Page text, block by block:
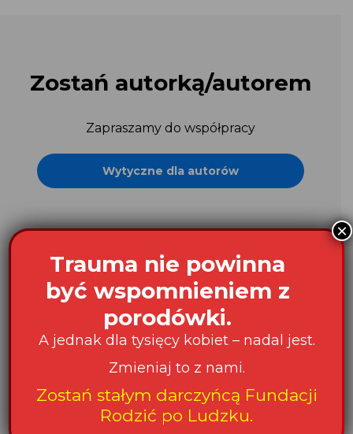
Zostań autorką/autorem
Zapraszamy do współpracy
Wytyczne dla autorów
Trauma nie powinna
być wspomnieniem z
porodówki.
A jednak dla tysięcy kobiet – nadal jest.
Zmieniaj to z nami.
Zostań stałym darczyńcą Fundacji
Rodzić po Ludzku.
×